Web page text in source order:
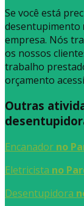
Se você está
desentupimento
empresa. Nós
os nossos
trabalho
orçamento
Outras
Encanador no
Eletricista no
Desentupidora